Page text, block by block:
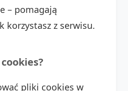
– pomagają
korzystasz z serwisu.
pliki cookies w